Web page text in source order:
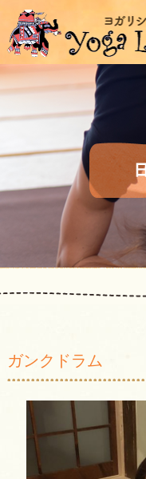
ガンクドラム